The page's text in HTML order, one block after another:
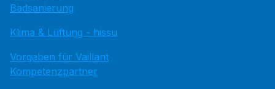
Badsanierung
Klima & Lüftung - hissu
Vorgaben für Vaillant
Kompetenzpartner